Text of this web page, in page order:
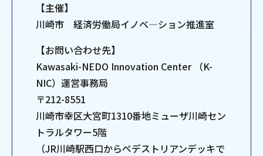
【主催】
川崎市 経済労働局イノベ―ション推進室
【お問い合わせ先】
Kawasaki-NEDO Innovation Center （K-
NIC）運営事務局
〒212-8551
川崎市幸区大宮町1310番地ミューザ川崎セン
トラルタワー5階
（JR川崎駅西口からペデストリアンデッキで